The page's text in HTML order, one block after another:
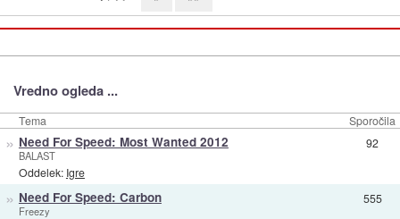
Vredno ogleda ...
Tema Sporočila
» Need For Speed: Most Wanted 2012
BALAST
Oddelek: Igre
92
» Need For Speed: Carbon
Freezy
555